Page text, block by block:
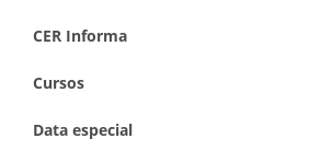
CER Informa
Cursos
Data especial